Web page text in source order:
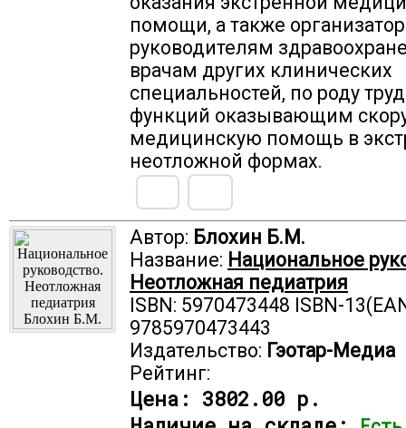
помощи, а также
руководителям
врачам других клинических
специальностей, по роду
функций оказывающим
медицинскую помощь в
неотложной формах.
Автор: Блохин Б.М.
Название: Национальное
Неотложная педиатрия
ISBN: 5970473448 ISBN-
9785970473443
Издательство: Гэотар-Медиа
Рейтинг:
Цена: 3802.00 р.